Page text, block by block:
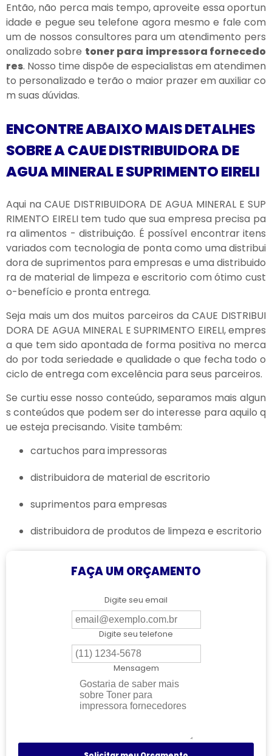
Então, não perca mais tempo, aproveite essa oportun
idade e pegue seu telefone agora mesmo e fale com
um de nossos consultores para um atendimento pers
onalizado sobre toner para impressora fornecedo
res. Nosso time dispõe de especialistas em atendimen
to personalizado e terão o maior prazer em auxiliar co
m suas dúvidas.
ENCONTRE ABAIXO MAIS DETALHES
SOBRE A CAUE DISTRIBUIDORA DE
AGUA MINERAL E SUPRIMENTO EIRELI
Aqui na CAUE DISTRIBUIDORA DE AGUA MINERAL E SUP
RIMENTO EIRELI tem tudo que sua empresa precisa pa
ra alimentos - distribuição. É possível encontrar itens
variados com tecnologia de ponta como uma distribui
dora de suprimentos para empresas e uma distribuido
ra de material de limpeza e escritorio com ótimo cust
o-benefício e pronta entrega.
Seja mais um dos muitos parceiros da CAUE DISTRIBUI
DORA DE AGUA MINERAL E SUPRIMENTO EIRELI, empres
a que tem sido apontada de forma positiva no merca
do por toda seriedade e qualidade o que fecha todo o
ciclo de entrega com excelência para seus parceiros.
Se curtiu esse nosso conteúdo, separamos mais algun
s conteúdos que podem ser do interesse para aquilo q
ue esteja precisando. Visite também:
cartuchos para impressoras
distribuidora de material de escritorio
suprimentos para empresas
distribuidora de produtos de limpeza e escritorio
FAÇA UM ORÇAMENTO
Digite seu email
Digite seu telefone
Mensagem